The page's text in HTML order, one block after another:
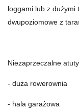
loggami lub z dużymi
dwupoziomowe z
Niezaprzeczalne
- duża rowerownia
- hala garażowa